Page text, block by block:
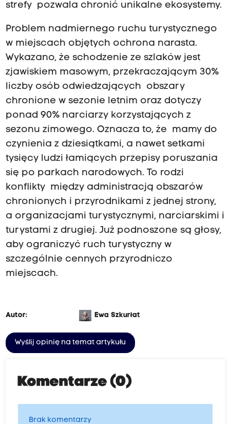
strefy pozwala chronić unikalne ekosystemy.
Problem nadmiernego ruchu turystycznego
w miejscach objętych ochrona narasta.
Wykazano, że schodzenie ze szlaków jest
zjawiskiem masowym, przekraczającym 30%
liczby osób odwiedzających obszary
chronione w sezonie letnim oraz dotyczy
ponad 90% narciarzy korzystających z
sezonu zimowego. Oznacza to, że mamy do
czynienia z dziesiątkami, a nawet setkami
tysięcy ludzi łamiących przepisy poruszania
się po parkach narodowych. To rodzi
konflikty między administracją obszarów
chronionych i przyrodnikami z jednej strony,
a organizacjami turystycznymi, narciarskimi i
turystami z drugiej. Już podnoszone są głosy,
aby ograniczyć ruch turystyczny w
szczególnie cennych przyrodniczo
miejscach.
Autor: Ewa Szkurłat
Wyślij opinię na temat artykułu
Komentarze (0)
Brak komentarzy